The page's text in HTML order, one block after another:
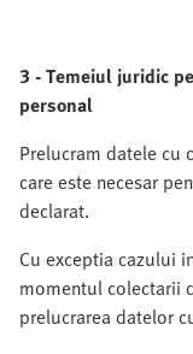
3 - Temeiul juridic
personal
Prelucram datele cu
care este necesar
declarat.
Cu exceptia cazului
momentul colectarii
prelucrarea datelor